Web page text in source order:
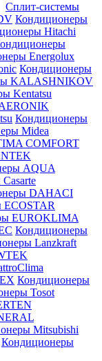
Сплит-системы
Кондиционеры
Hitachi
Energolux
Кондиционеры
KALASHNIKOV
Kentatsu
Кондиционеры
Midea
COMFORT
AQUA
DAHACI
EUROKLIMA
Кондиционеры
Lanzkraft
Кондиционеры
Tosot
Mitsubishi
Кондиционеры